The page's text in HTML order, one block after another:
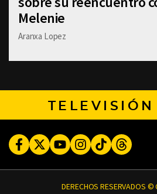
Melenie
Aranxa Lopez
TELEVISIÓN
FacebookTwitterYoutubeInstagram
TikTokThreads
DERECHOS RESERVADOS ©